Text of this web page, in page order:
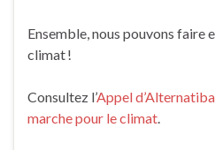
Ensemble, nous pouvons faire
climat !
Consultez l’Appel
marche pour le climat.